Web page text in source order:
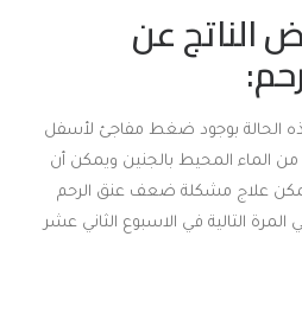
الناتج عن
الحالة بوجود ضغط مفاجئ لأسفل
الماء المحيط بالجنين ويمكن أن
علاج مشكلة ضعف عنق الرحم
التالية في الاسبوع الثاني عشر